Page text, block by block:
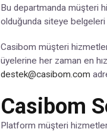
Bu departmanda müşteri
olduğunda siteye
Casibom müşteri
üyelerine her zaman en
destek@casibom.com
Casibom
Platform müşteri